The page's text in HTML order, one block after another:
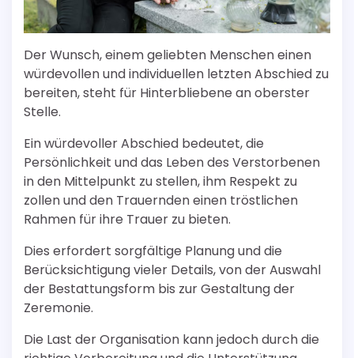
Der Wunsch, einem geliebten Menschen einen
würdevollen und individuellen letzten Abschied zu
bereiten, steht für Hinterbliebene an oberster
Stelle.
Ein würdevoller Abschied bedeutet, die
Persönlichkeit und das Leben des Verstorbenen
in den Mittelpunkt zu stellen, ihm Respekt zu
zollen und den Trauernden einen tröstlichen
Rahmen für ihre Trauer zu bieten.
Dies erfordert sorgfältige Planung und die
Berücksichtigung vieler Details, von der Auswahl
der Bestattungsform bis zur Gestaltung der
Zeremonie.
Die Last der Organisation kann jedoch durch die